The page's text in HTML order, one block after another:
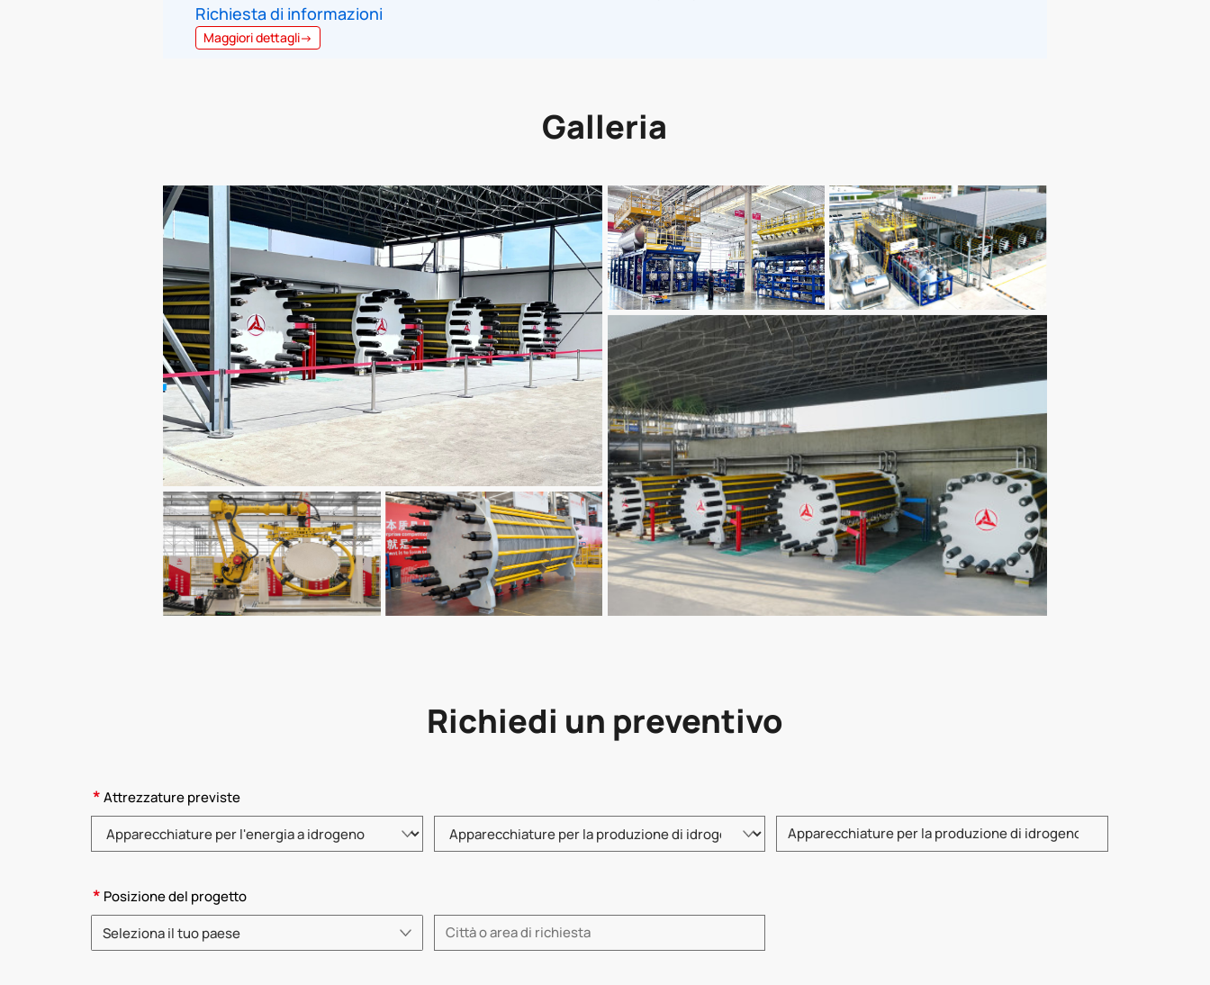
Richiesta di informazioni
Maggiori dettagli→
Galleria
Richiedi un preventivo
*Attrezzature previste
* Posizione del progetto
Seleziona il tuo paese